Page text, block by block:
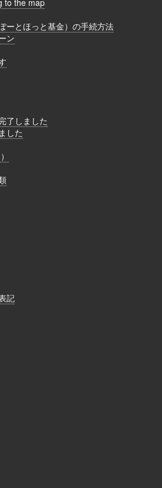
ーとほっと基金）の手続方法
ン
了しました
した
記